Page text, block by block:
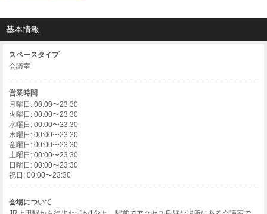
基本情報
スペースタイプ
会議室
営業時間
月曜日: 00:00〜23:30
火曜日: 00:00〜23:30
水曜日: 00:00〜23:30
木曜日: 00:00〜23:30
金曜日: 00:00〜23:30
土曜日: 00:00〜23:30
日曜日: 00:00〜23:30
祝日: 00:00〜23:30
会場について